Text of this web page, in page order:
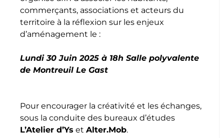
commerçants, associations et acteurs du
territoire à la réflexion sur les enjeux
d’aménagement le :
Lundi 30 Juin 2025 à 18h Salle polyvalente
de Montreuil Le Gast
Pour encourager la créativité et les échanges,
sous la conduite des bureaux d’études
L’Atelier d’Ys et Alter.Mob.